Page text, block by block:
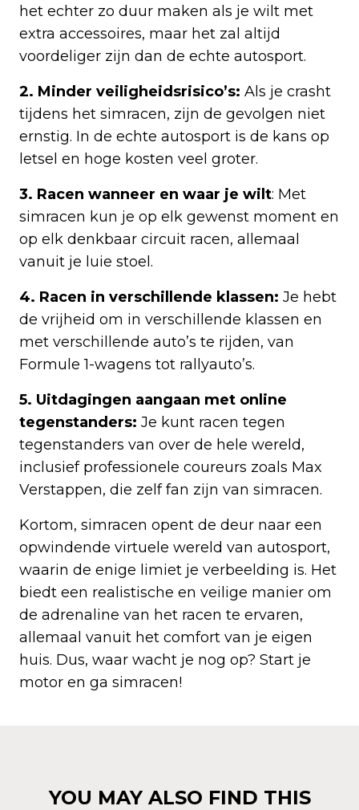
het echter zo duur maken als je wilt met
extra accessoires, maar het zal altijd
voordeliger zijn dan de echte autosport.
2. Minder veiligheidsrisico’s: Als je crasht
tijdens het simracen, zijn de gevolgen niet
ernstig. In de echte autosport is de kans op
letsel en hoge kosten veel groter.
3. Racen wanneer en waar je wilt: Met
simracen kun je op elk gewenst moment en
op elk denkbaar circuit racen, allemaal
vanuit je luie stoel.
4. Racen in verschillende klassen: Je hebt
de vrijheid om in verschillende klassen en
met verschillende auto’s te rijden, van
Formule 1-wagens tot rallyauto’s.
5. Uitdagingen aangaan met online
tegenstanders: Je kunt racen tegen
tegenstanders van over de hele wereld,
inclusief professionele coureurs zoals Max
Verstappen, die zelf fan zijn van simracen.
Kortom, simracen opent de deur naar een
opwindende virtuele wereld van autosport,
waarin de enige limiet je verbeelding is. Het
biedt een realistische en veilige manier om
de adrenaline van het racen te ervaren,
allemaal vanuit het comfort van je eigen
huis. Dus, waar wacht je nog op? Start je
motor en ga simracen!
YOU MAY ALSO FIND THIS